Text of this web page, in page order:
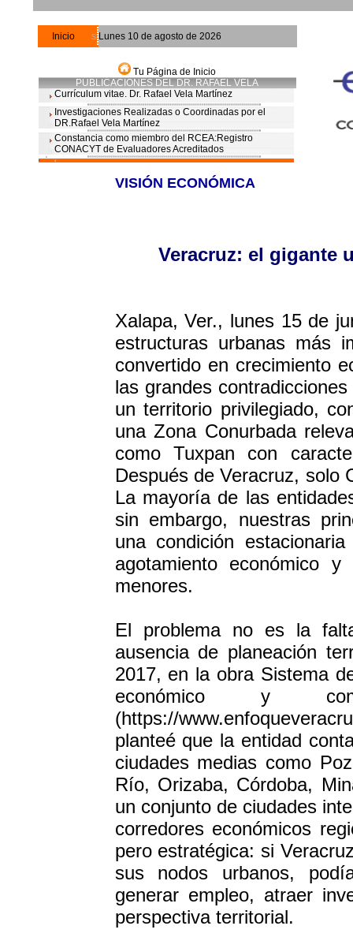
Iniciosss s Lunes 10 de agosto de 2026
Tu Página de Inicio
PUBLICACIONES DEL DR. RAFAEL VELA
Currículum vitae. Dr. Rafael Vela Martínez
Investigaciones Realizadas o Coordinadas por el
DR.Rafael Vela Martínez
Constancia como miembro del RCEA:Registro
CONACYT de Evaluadores Acreditados
s
s 4
VISIÓN ECONÓMICA
Veracruz: el gigante
Xalapa, Ver., lunes 15 de
estructuras urbanas más
convertido en crecimiento
las grandes
un territorio privilegiado,
una Zona Conurbada
como Tuxpan con
Después de Veracruz, solo
La mayoría de las
sin embargo, nuestras
una condición
agotamiento económico
menores.
El problema no es la
ausencia de planeación
2017, en la obra Sistema
económico y
(https://
planteé que la entidad
ciudades medias como
Río, Orizaba, Córdoba,
un conjunto de ciudades
corredores económicos
pero estratégica: si
sus nodos urbanos,
generar empleo, atraer
perspectiva territorial.